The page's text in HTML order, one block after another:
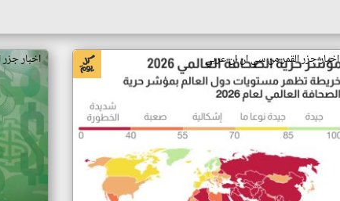
اخبار جزر القمر من سي ان ان عربي اخبار